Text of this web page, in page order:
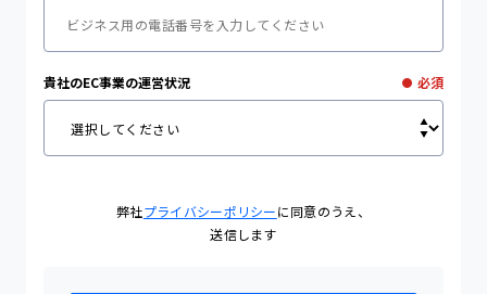
貴社のEC事業の運営状況 ● 必須
弊社プライバシーポリシーに同意のうえ、
送信します